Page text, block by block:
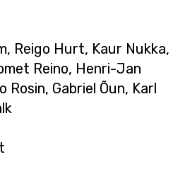
Reigo Hurt, Kaur Nukka,
Reino, Henri-Jan
Rosin, Gabriel Õun, Karl